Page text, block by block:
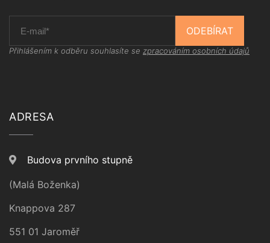
ODEBÍRAT
Přihlášením k odběru souhlasíte se zpracováním osobních údajů
ADRESA
Budova prvního stupně
(Malá Boženka)
Knappova 287
551 01 Jaroměř